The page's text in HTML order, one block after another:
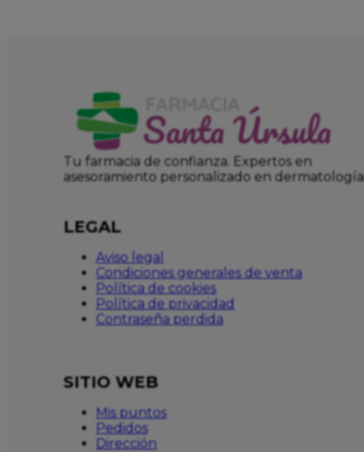
Tu farmacia de confianza. Expertos en
asesoramiento personalizado en dermatología
LEGAL
Aviso legal
Condiciones generales de venta
Política de cookies
Política de privacidad
Contraseña perdida
SITIO WEB
Mis puntos
Pedidos
Dirección